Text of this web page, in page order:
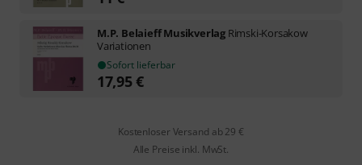
M.P. Belaieff Musikverlag Rimski-Korsakow
Variationen
Sofort lieferbar
17,95€
Kostenloser Versand ab 29 €
Alle Preise inkl. MwSt.